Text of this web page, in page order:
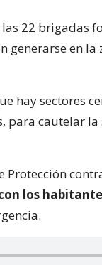
22 brigadas
en la
hay sectores
para cautelar
Protección
los